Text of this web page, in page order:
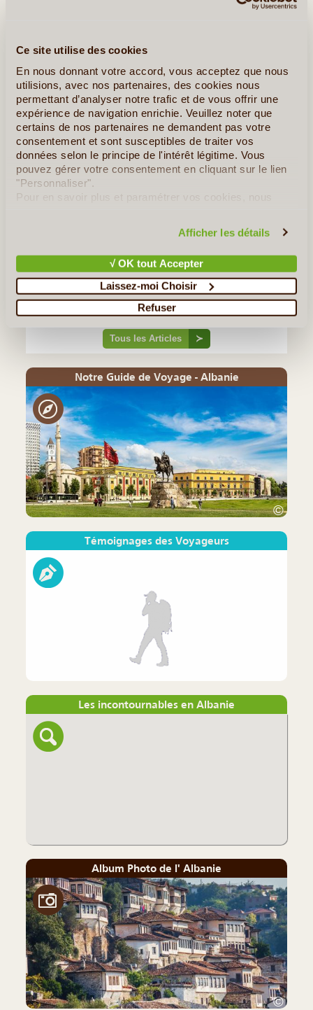
Ce site utilise des cookies
En nous donnant votre accord, vous acceptez que nous
utilisions, avec nos partenaires, des cookies nous
permettant d’analyser notre trafic et de vous offrir une
expérience de navigation enrichie. Veuillez noter que
certains de nos partenaires ne demandent pas votre
consentement et sont susceptibles de traiter vos
données selon le principe de l'intérêt légitime. Vous
pouvez gérer votre consentement en cliquant sur le lien
"Personnaliser".
Pour en savoir plus et paramétrer vos cookies, nous
Afficher les détails
√ OK tout Accepter
Laissez-moi Choisir
Refuser
Le MAG de LVA
Albanie
©
Préservée et extrêmement diverse : ainsi pourrait-on résumer
l'Albanie. Les contingences politiques l'ayant longtemps isolée
du reste de l'Europe, les étrangers commencent à peine à
découvrir ce petit pays situé entre les Alpes (...)
Tous les Articles ≻
Notre Guide de Voyage - Albanie
©
Témoignages des Voyageurs
Les incontournables en Albanie
Album Photo de l' Albanie
©